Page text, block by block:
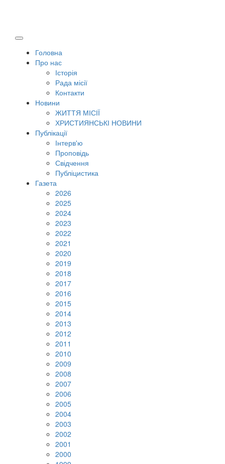
Головна
Про нас
Історія
Рада місії
Контакти
Новини
ЖИТТЯ МІСІЇ
ХРИСТИЯНСЬКІ НОВИНИ
Публікації
Інтерв'ю
Проповідь
Свідчення
Публіцистика
Газета
2026
2025
2024
2023
2022
2021
2020
2019
2018
2017
2016
2015
2014
2013
2012
2011
2010
2009
2008
2007
2006
2005
2004
2003
2002
2001
2000